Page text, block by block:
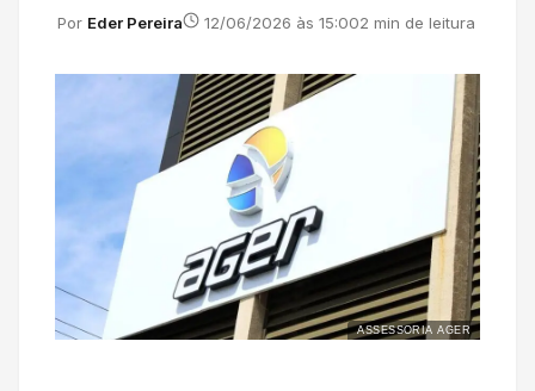
Por Eder Pereira 12/06/2026 às 15:002 min de leitura
ASSESSORIA AGER